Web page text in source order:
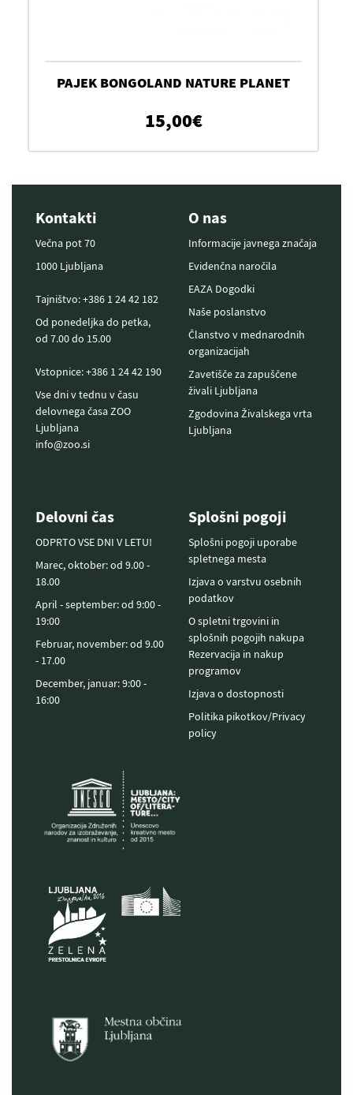
PAJEK BONGOLAND NATURE PLANET
15,00€
Kontakti
Večna pot 70
1000 Ljubljana
Tajništvo: +386 1 24 42 182
Od ponedeljka do petka,
od 7.00 do 15.00
Vstopnice: +386 1 24 42 190
Vse dni v tednu v času
delovnega časa ZOO
Ljubljana
info@zoo.si
O nas
Informacije javnega značaja
Evidenčna naročila
EAZA Dogodki
Naše poslanstvo
Članstvo v mednarodnih
organizacijah
Zavetišče za zapuščene
živali Ljubljana
Zgodovina Živalskega vrta
Ljubljana
Delovni čas
ODPRTO VSE DNI V LETU!
Marec, oktober: od 9.00 -
18.00
April - september: od 9:00 -
19:00
Februar, november: od 9.00
- 17.00
December, januar: 9:00 -
16:00
Splošni pogoji
Splošni pogoji uporabe
spletnega mesta
Izjava o varstvu osebnih
podatkov
O spletni trgovini in
splošnih pogojih nakupa
Rezervacija in nakup
programov
Izjava o dostopnosti
Politika pikotkov/Privacy
policy